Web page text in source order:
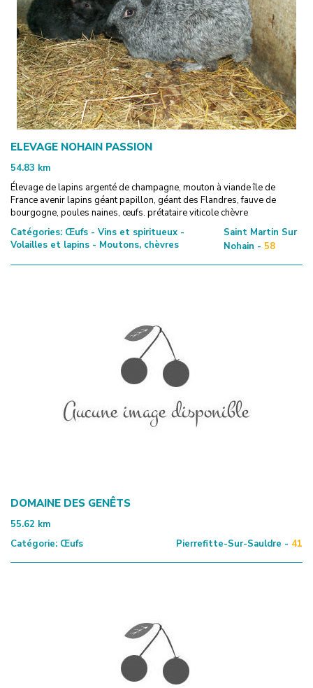
ELEVAGE NOHAIN PASSION
54.83 km
Élevage de lapins argenté de champagne, mouton à viande île de
France avenir lapins géant papillon, géant des Flandres, fauve de
bourgogne, poules naines, œufs. prétataire viticole chèvre
Catégories: Œufs - Vins et spiritueux -
Volailles et lapins - Moutons, chèvres
Saint Martin Sur
Nohain - 58
DOMAINE DES GENÊTS
55.62 km
Catégorie: Œufs Pierrefitte-Sur-Sauldre - 41